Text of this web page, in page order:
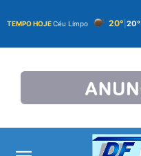
TEMPO HOJECéu Limpo 20° 20°